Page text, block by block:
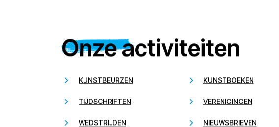
Onze activiteiten
KUNSTBEURZEN KUNSTBOEKEN
TIJDSCHRIFTEN VERENIGINGEN
WEDSTRIJDEN NIEUWSBRIEVEN